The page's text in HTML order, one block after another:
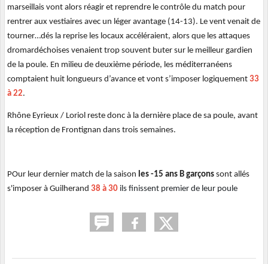
marseillais vont alors réagir et reprendre le contrôle du match pour
rentrer aux vestiaires avec un léger avantage (14-13). Le vent venait de
tourner…dés la reprise les locaux accéléraient, alors que les attaques
dromardéchoises venaient trop souvent buter sur le meilleur gardien
de la poule. En milieu de deuxième période, les méditerranéens
comptaient huit longueurs d’avance et vont s’imposer logiquement 33
à 22.
Rhône Eyrieux / Loriol reste donc à la dernière place de sa poule, avant
la réception de Frontignan dans trois semaines.
POur leur dernier match de la saison les -15 ans B garçons sont allés
s'imposer à Guilherand 38 à 30 ils finissent premier de leur poule